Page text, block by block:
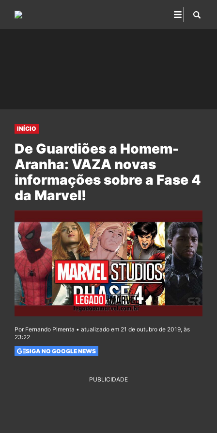
INÍCIO
De Guardiões a Homem-
Aranha: VAZA novas
informações sobre a Fase 4
da Marvel!
Por Fernando Pimenta • atualizado em 21 de outubro de 2019, às
23:22
SIGA NO GOOGLE NEWS
PUBLICIDADE